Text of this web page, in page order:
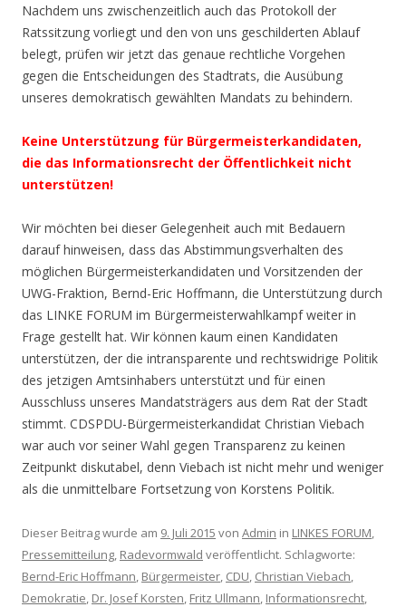
Nachdem uns zwischenzeitlich auch das Protokoll der
Ratssitzung vorliegt und den von uns geschilderten Ablauf
belegt, prüfen wir jetzt das genaue rechtliche Vorgehen
gegen die Entscheidungen des Stadtrats, die Ausübung
unseres demokratisch gewählten Mandats zu behindern.
Keine Unterstützung für Bürgermeisterkandidaten,
die das Informationsrecht der Öffentlichkeit nicht
unterstützen!
Wir möchten bei dieser Gelegenheit auch mit Bedauern
darauf hinweisen, dass das Abstimmungsverhalten des
möglichen Bürgermeisterkandidaten und Vorsitzenden der
UWG-Fraktion, Bernd-Eric Hoffmann, die Unterstützung durch
das LINKE FORUM im Bürgermeisterwahlkampf weiter in
Frage gestellt hat. Wir können kaum einen Kandidaten
unterstützen, der die intransparente und rechtswidrige Politik
des jetzigen Amtsinhabers unterstützt und für einen
Ausschluss unseres Mandatsträgers aus dem Rat der Stadt
stimmt. CDSPDU-Bürgermeisterkandidat Christian Viebach
war auch vor seiner Wahl gegen Transparenz zu keinen
Zeitpunkt diskutabel, denn Viebach ist nicht mehr und weniger
als die unmittelbare Fortsetzung von Korstens Politik.
Dieser Beitrag wurde am 9. Juli 2015 von Admin in LINKES FORUM,
Pressemitteilung, Radevormwald veröffentlicht. Schlagworte:
Bernd-Eric Hoffmann, Bürgermeister, CDU, Christian Viebach,
Demokratie, Dr. Josef Korsten, Fritz Ullmann, Informationsrecht,